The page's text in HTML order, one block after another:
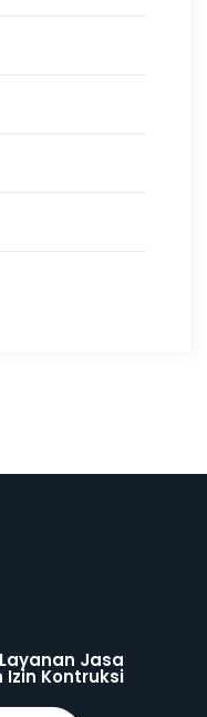
Jasa
Izin Kontruksi